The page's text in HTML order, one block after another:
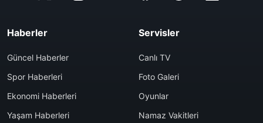
Haberler
Güncel Haberler
Spor Haberleri
Ekonomi Haberleri
Yaşam Haberleri
Servisler
Canlı TV
Foto Galeri
Oyunlar
Namaz Vakitleri